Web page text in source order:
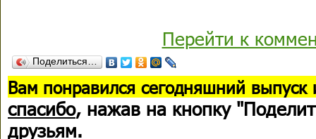
Перейти к
Поделиться…
Вам понравился сегодняшний выпуск
спасибо, нажав на кнопку
друзьям.